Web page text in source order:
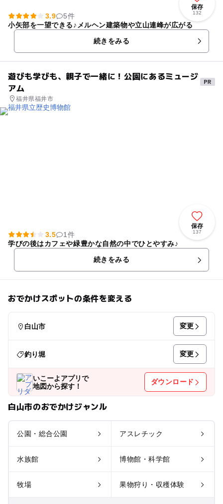
保存
132
3.9
5件
小矢部を一望できる♪メルヘン建築物や立山連峰が広がる
続きをみる
遊びも学びも、親子で一緒に！公園にあるミュージ
アム
福井県福井市
保存
137
3.5
1件
学びの後はカフェや緑豊かな自然の中でひとやすみ♪
続きをみる
おでかけスポットの条件を変える
白山市 変更
釣り堀 変更
いこーよアプリで
地図から探す！
ダウンロード
白山市のおでかけジャンル
公園・総合公園 アスレチック
水族館 博物館・科学館
牧場 果物狩り・収穫体験